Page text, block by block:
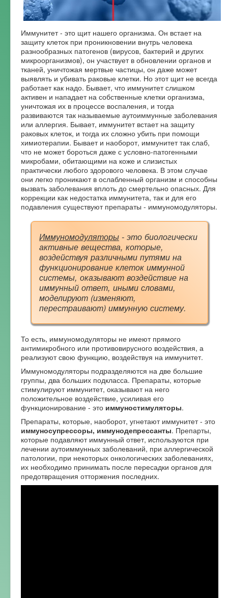
Форум
Иммунитет - это щит нашего организма. Он встает на
защиту клеток при проникновении внутрь человека
разнообразных патогенов (вирусов, бактерий и других
микроорганизмов), он участвует в обновлении органов и
тканей, уничтожая мертвые частицы, он даже может
выявлять и убивать раковые клетки. Но этот щит не всегда
работает как надо. Бывает, что иммунитет слишком
активен и нападает на собственные клетки организма,
уничтожая их в процессе воспаления, и тогда
развиваются так называемые аутоиммунные заболевания
или аллергия. Бывает, иммунитет встает на защиту
раковых клеток, и тогда их сложно убить при помощи
химиотерапии. Бывает и наоборот, иммунитет так слаб,
что не может бороться даже с условно-патогенными
микробами, обитающими на коже и слизистых
практически любого здорового человека. В этом случае
они легко проникают в ослабленный организм и способны
вызвать заболевания вплоть до смертельно опасных. Для
коррекции как недостатка иммунитета, так и для его
подавления существуют препараты - иммуномодуляторы.
Иммуномодуляторы - это биологически
активные вещества, которые,
воздействуя различными путями на
функционирование клеток иммунной
системы, оказывают воздействие на
иммунный ответ, иными словами,
моделируют (изменяют,
перестраивают) иммунную систему.
То есть, иммуномодуляторы не имеют прямого
антимикробного или противовирусного воздействия, а
реализуют свою функцию, воздействуя на иммунитет.
Иммуномодуляторы подразделяются на две большие
группы, два больших подкласса. Препараты, которые
стимулируют иммунитет, оказывают на него
положительное воздействие, усиливая его
функционирование - это иммуностимуляторы.
Препараты, которые, наоборот, угнетают иммунитет - это
иммуносупрессоры, иммунодепрессанты. Препарты,
которые подавляют иммунный ответ, используются при
лечении аутоиммунных заболеваний, при аллергической
патологии, при некоторых онкологических заболеваниях,
их необходимо принимать после пересадки органов для
предотвращения отторжения последних.